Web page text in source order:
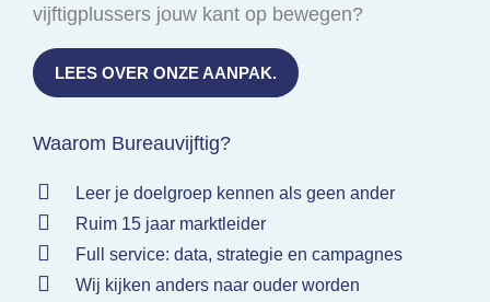
vijftigplussers jouw kant op bewegen?
LEES OVER ONZE AANPAK.
Waarom Bureauvijftig?
Leer je doelgroep kennen als geen ander
Ruim 15 jaar marktleider
Full service: data, strategie en campagnes
Wij kijken anders naar ouder worden